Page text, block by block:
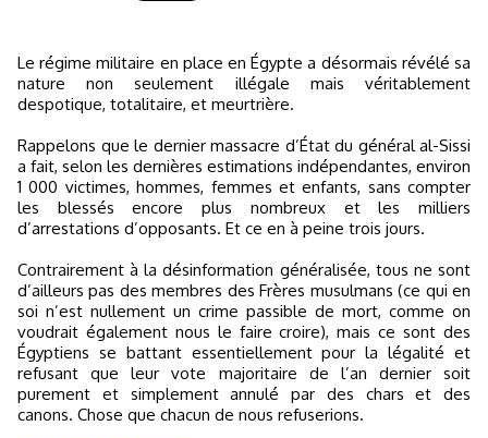
Le régime militaire en place en Égypte a désormais révélé sa
nature non seulement illégale mais véritablement
despotique, totalitaire, et meurtrière.
Rappelons que le dernier massacre d’État du général al-Sissi
a fait, selon les dernières estimations indépendantes, environ
1 000 victimes, hommes, femmes et enfants, sans compter
les blessés encore plus nombreux et les milliers
d’arrestations d’opposants. Et ce en à peine trois jours.
Contrairement à la désinformation généralisée, tous ne sont
d’ailleurs pas des membres des Frères musulmans (ce qui en
soi n’est nullement un crime passible de mort, comme on
voudrait également nous le faire croire), mais ce sont des
Égyptiens se battant essentiellement pour la légalité et
refusant que leur vote majoritaire de l’an dernier soit
purement et simplement annulé par des chars et des
canons. Chose que chacun de nous refuserions.